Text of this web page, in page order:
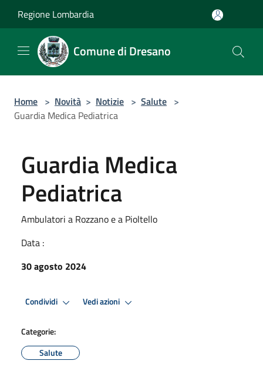
Regione Lombardia
Comune di Dresano
Home > Novità > Notizie > Salute >
Guardia Medica Pediatrica
Guardia Medica
Pediatrica
Ambulatori a Rozzano e a Pioltello
Data :
30 agosto 2024
Condividi Vedi azioni
Categorie:
Salute